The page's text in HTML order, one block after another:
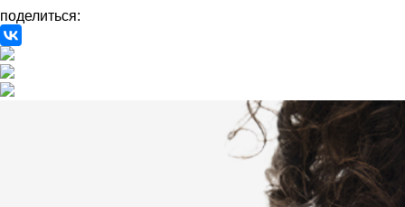
поделиться: